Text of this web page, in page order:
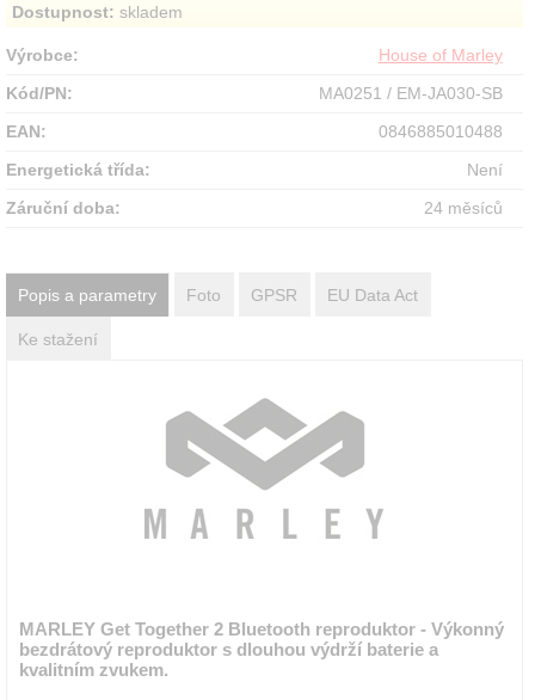
Dostupnost: skladem
Výrobce:
House of Marley
Kód/PN:
MA0251 / EM-JA030-SB
EAN:
0846885010488
Energetická třída:
Není
Záruční doba:
24 měsíců
Popis a parametry Foto GPSR EU Data Act
Ke stažení
MARLEY Get Together 2 Bluetooth reproduktor - Výkonný
bezdrátový reproduktor s dlouhou výdrží baterie a
kvalitním zvukem.